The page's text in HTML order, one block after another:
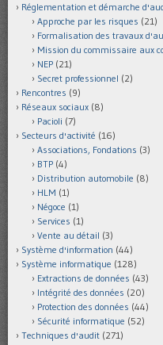
Réglementation et démarche
Approche par les risques (21)
Formalisation des travaux
Mission du commissaire aux
NEP (21)
Secret professionnel (2)
Rencontres (9)
Réseaux sociaux (8)
Pacioli (7)
Secteurs d'activité (16)
Associations, Fondations (3)
BTP (4)
Distribution automobile (8)
HLM (1)
Négoce (1)
Services (1)
Vente au détail (3)
Système d'information (44)
Système informatique (128)
Extractions de données (43)
Intégrité des données (20)
Protection des données (44)
Sécurité informatique (52)
Techniques d'audit (271)